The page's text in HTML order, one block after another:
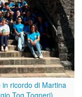
in ricordo di Martina
Tog Togneri)